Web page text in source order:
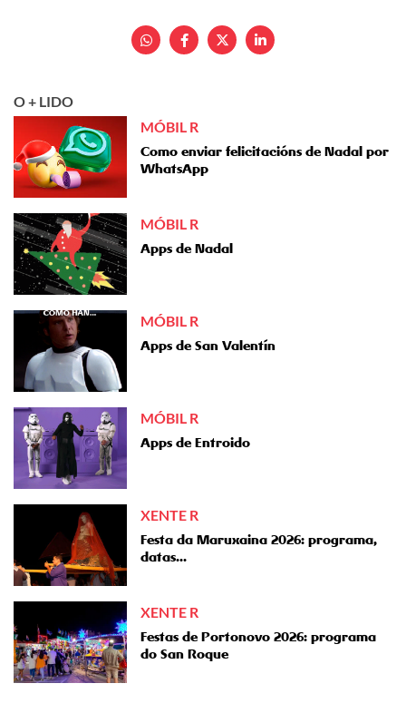
O + LIDO
MÓBIL R
Como enviar felicitacións de Nadal por
WhatsApp
MÓBIL R
Apps de Nadal
MÓBIL R
Apps de San Valentín
MÓBIL R
Apps de Entroido
XENTE R
Festa da Maruxaina 2026: programa,
datas...
XENTE R
Festas de Portonovo 2026: programa
do San Roque